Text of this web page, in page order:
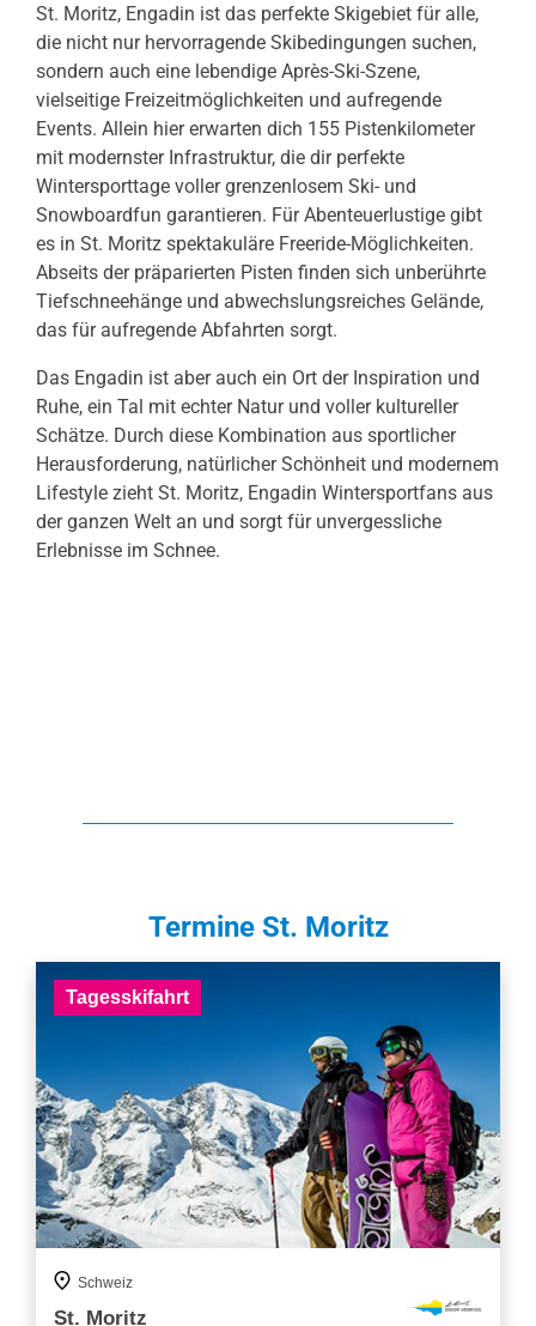
St. Moritz, Engadin ist das perfekte Skigebiet für alle,
die nicht nur hervorragende Skibedingungen suchen,
sondern auch eine lebendige Après-Ski-Szene,
vielseitige Freizeitmöglichkeiten und aufregende
Events. Allein hier erwarten dich 155 Pistenkilometer
mit modernster Infrastruktur, die dir perfekte
Wintersporttage voller grenzenlosem Ski- und
Snowboardfun garantieren. Für Abenteuerlustige gibt
es in St. Moritz spektakuläre Freeride-Möglichkeiten.
Abseits der präparierten Pisten finden sich unberührte
Tiefschneehänge und abwechslungsreiches Gelände,
das für aufregende Abfahrten sorgt.
Das Engadin ist aber auch ein Ort der Inspiration und
Ruhe, ein Tal mit echter Natur und voller kultureller
Schätze. Durch diese Kombination aus sportlicher
Herausforderung, natürlicher Schönheit und modernem
Lifestyle zieht St. Moritz, Engadin Wintersportfans aus
der ganzen Welt an und sorgt für unvergessliche
Erlebnisse im Schnee.
Termine St. Moritz